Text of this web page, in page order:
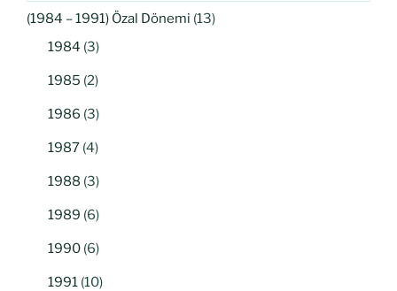
(1984 – 1991) Özal Dönemi (13)
1984 (3)
1985 (2)
1986 (3)
1987 (4)
1988 (3)
1989 (6)
1990 (6)
1991 (10)